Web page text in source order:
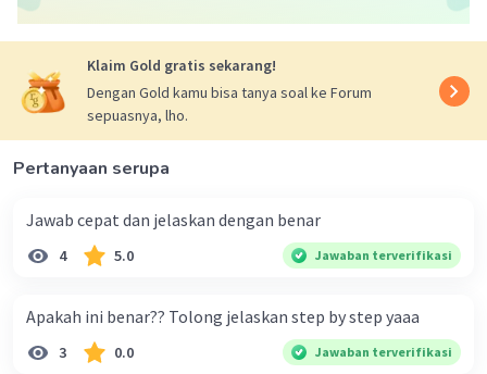
Klaim Gold gratis sekarang!
Dengan Gold kamu bisa tanya soal ke Forum
sepuasnya, lho.
Pertanyaan serupa
Jawab cepat dan jelaskan dengan benar
4 5.0 Jawaban terverifikasi
Apakah ini benar?? Tolong jelaskan step by step yaaa
3 0.0 Jawaban terverifikasi